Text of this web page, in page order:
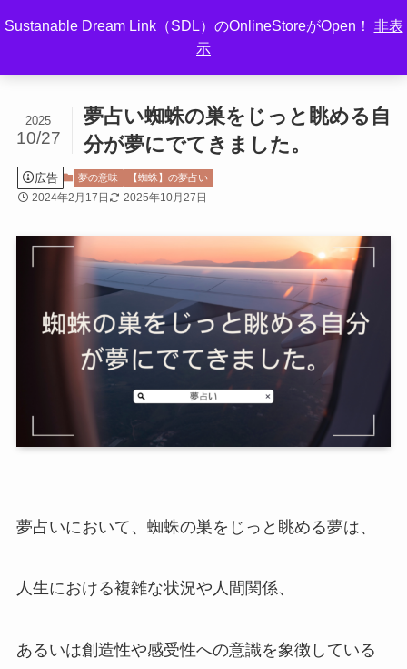
Sustanable Dream Link（SDL）のOnlineStoreがOpen！ 非表
示
夢占い蜘蛛の巣をじっと眺める自
分が夢にでてきました。
2025
10/27
広告 夢の意味 【蜘蛛】の夢占い
2024年2月17日 2025年10月27日
夢占いにおいて、蜘蛛の巣をじっと眺める夢は、
人生における複雑な状況や人間関係、
あるいは創造性や感受性への意識を象徴している